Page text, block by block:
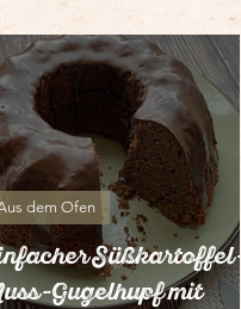
Süßkartoffel-
Gugelhupf mit
dem Ofen